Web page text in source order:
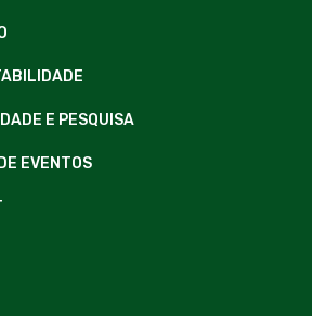
E PESQUISA
EVENTOS